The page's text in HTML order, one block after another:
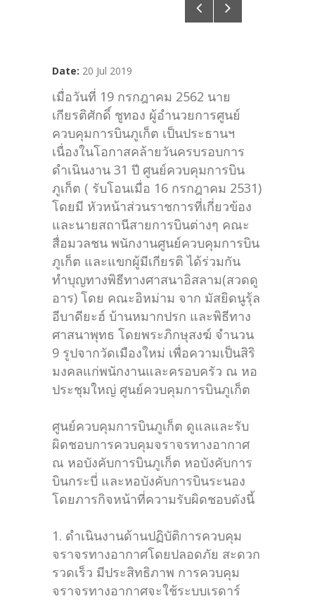
Date: 20 Jul 2019
เมื่อวันที่ 19 กรกฎาคม 2562 นาย
เกียรติศักดิ์ ชูทอง ผู้อำนวยการศูนย์
ควบคุมการบินภูเก็ต เป็นประธานฯ
เนื่องในโอกาสคล้ายวันครบรอบการ
ดำเนินงาน 31 ปี ศูนย์ควบคุมการบิน
ภูเก็ต ( รับโอนเมื่อ 16 กรกฎาคม 2531)
โดยมี หัวหน้าส่วนราชการที่เกี่ยวข้อง
และนายสถานีสายการบินต่างๆ คณะ
สื่อมวลชน พนักงานศูนย์ควบคุมการบิน
ภูเก็ต และแขกผู้มีเกียรติ ได้ร่วมกัน
ทำบุญทางพิธีทางศาสนาอิสลาม(สวดดู
อาร) โดย คณะอิหม่าม จาก มัสยิดนูรุ้ล
อีบาดียะฮ์ บ้านหมากปรก และพิธีทาง
ศาสนาพุทธ โดยพระภิกษุสงฆ์ จำนวน
9 รูปจากวัดเมืองใหม่ เพื่อความเป็นสิริ
มงคลแก่พนักงานและครอบครัว ณ หอ
ประชุมใหญ่ ศูนย์ควบคุมการบินภูเก็ต
ศูนย์ควบคุมการบินภูเก็ต ดูแลและรับ
ผิดชอบการควบคุมจราจรทางอากาศ
ณ หอบังคับการบินภูเก็ต หอบังคับการ
บินกระบี่ และหอบังคับการบินระนอง
โดยภารกิจหน้าที่ความรับผิดชอบดังนี้
1. ดำเนินงานด้านปฏิบัติการควบคุม
จราจรทางอากาศโดยปลอดภัย สะดวก
รวดเร็ว มีประสิทธิภาพ การควบคุม
จราจรทางอากาศจะใช้ระบบเรดาร์